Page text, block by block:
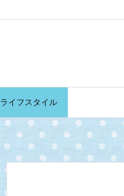
ライフスタイル